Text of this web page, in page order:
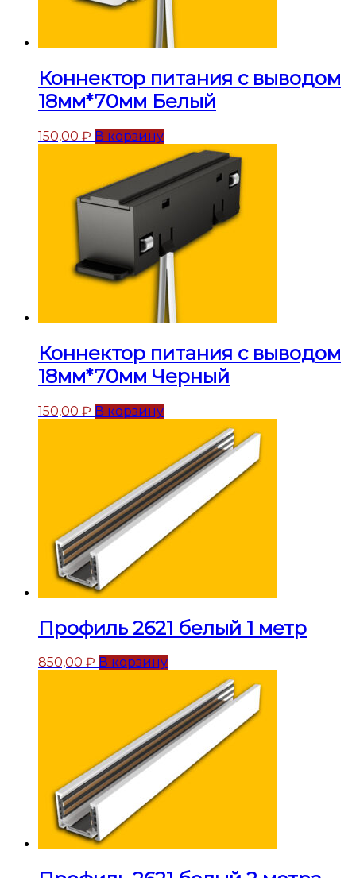
Коннектор питания с выводом
18мм*70мм Белый
150,00 ₽ В корзину
Коннектор питания с выводом
18мм*70мм Черный
150,00 ₽ В корзину
Профиль 2621 белый 1 метр
850,00 ₽ В корзину